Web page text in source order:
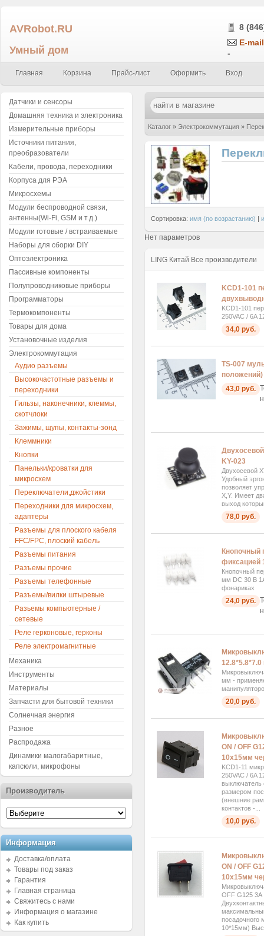
AVRobot.RU
Умный дом
8
E-
-
Главная Корзина Прайс-лист Оформить Вход
Каталог » Электрокоммутация »
Сортировка: имя (по возрастанию) |
Нет параметров
LING Китай Все производители
KCD1-101
KCD1-101
250VAC / 6A
34,0 руб.
TS-007
положений)
43,0 руб.
KY-023
Двухосевой
Удобный
позволяет
Х,Y. Имеет
выход
78,0 руб.
Кнопочный
фиксацией
Кнопочный
мм DC 30 В
фонариках
24,0 руб.
мм -
20,0 руб.
ON / OFF
10x15мм
KCD1-11
250VAC / 6A
размером
(внешние
контактов -...
10,0 руб.
ON / OFF
10x15мм
OFF G125 3А
посадочного
10*15мм)
Датчики и сенсоры
Домашняя техника и электроника
Измерительные приборы
Источники питания,
преобразователи
Кабели, провода, переходники
Корпуса для РЭА
Микросхемы
Модули беспроводной связи,
антенны(Wi-Fi, GSM и т.д.)
Модули готовые / встраиваемые
Наборы для сборки DIY
Оптоэлектроника
Пассивные компоненты
Полупроводниковые приборы
Программаторы
Термокомпоненты
Товары для дома
Установочные изделия
Электрокоммутация
Аудио разъемы
Высокочастотные разъемы и
переходники
Гильзы, наконечники, клеммы,
скотчлоки
Зажимы, щупы, контакты-зонд
Клеммники
Кнопки
Панельки/кроватки для
микросхем
Переключатели,джойстики
Переходники для микросхем,
адаптеры
Разъемы для плоского кабеля
FFC/FPC, плоский кабель
Разъемы питания
Разъемы прочие
Разъемы телефонные
Разъемы/вилки штыревые
Разьемы компьютерные /
сетевые
Реле герконовые, герконы
Реле электромагнитные
Механика
Инструменты
Материалы
Запчасти для бытовой техники
Солнечная энергия
Разное
Распродажа
Динамики малогабаритные,
капсюли, микрофоны
Производитель
Информация
Доставка/оплата
Товары под заказ
Гарантия
Главная страница
Свяжитесь с нами
Информация о магазине
Как купить